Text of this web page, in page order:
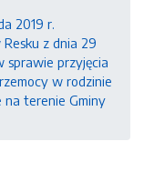
2019 r.
z dnia 29
sprawie przyjęcia
w rodzinie
na terenie Gminy